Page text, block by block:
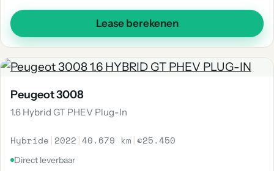
Lease berekenen
Peugeot 3008
1.6 Hybrid GT PHEV Plug-In
Hybride | 2022 |40.679 km |€25.450
Direct leverbaar